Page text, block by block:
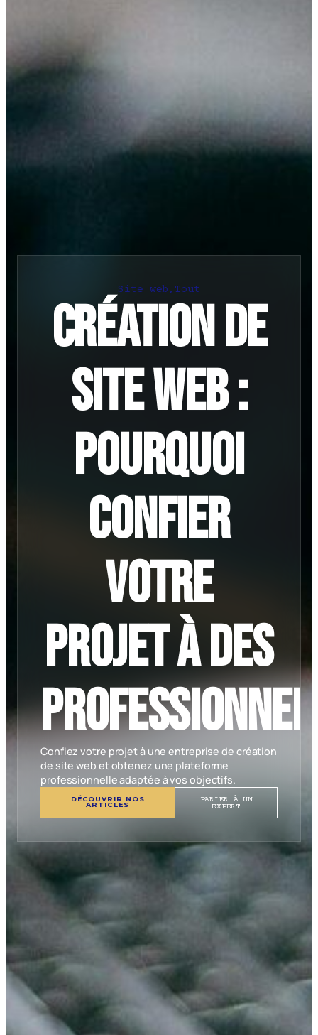
Site web , Tout
Création de
site web :
pourquoi
confier
votre
projet à des
Confiez votre projet à une entreprise de création
de site web et obtenez une plateforme
professionnelle adaptée à vos objectifs.
DÉCOUVRIR NOS
ARTICLES
PARLER À UN
EXPERT